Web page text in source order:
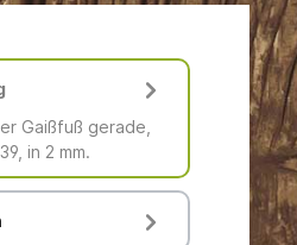
Gaißfuß gerade,
in 2 mm.